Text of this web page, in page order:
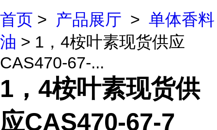
首页 > 产品展厅 > 单体香料
油 > 1，4桉叶素现货供应
CAS470-67-...
1，4桉叶素现货供
应CAS470-67-7